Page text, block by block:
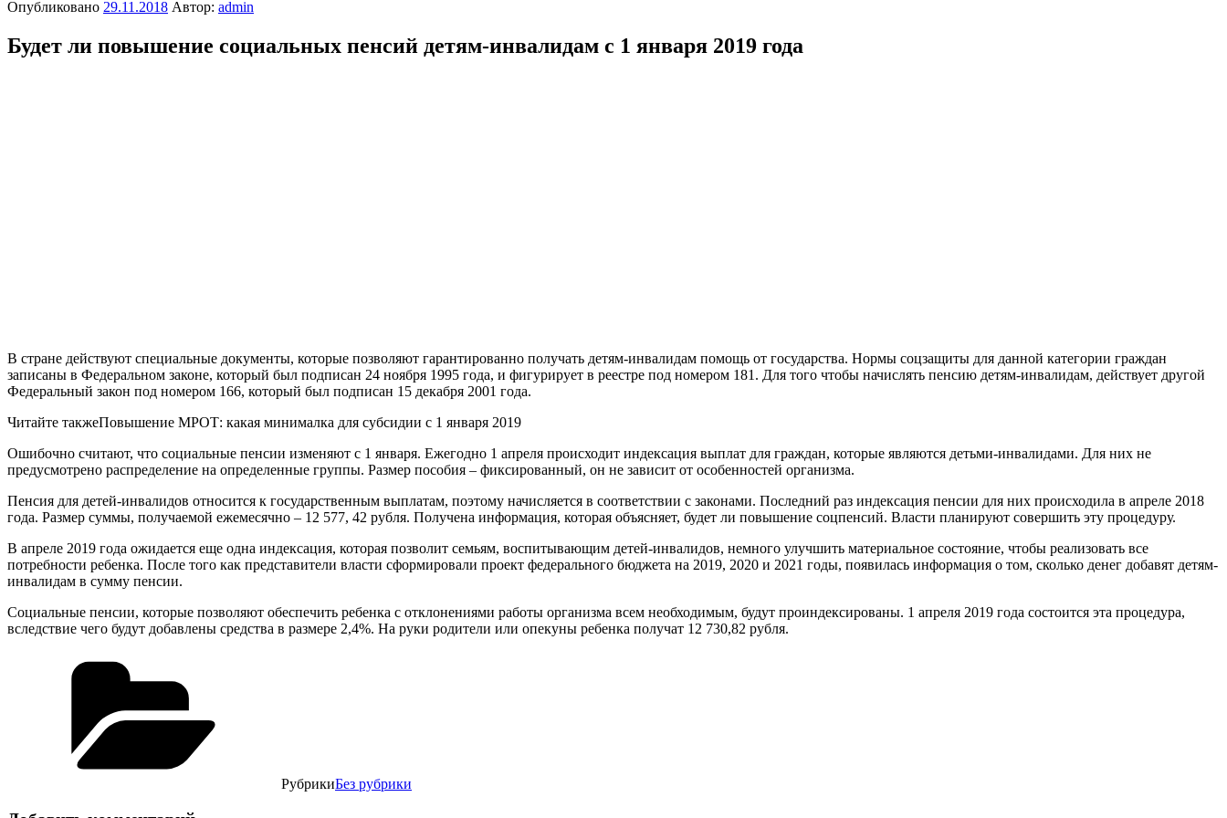
Опубликовано 29.11.2018 Автор: admin
Будет ли повышение социальных пенсий детям-инвалидам с 1 января 2019 года
В стране действуют специальные документы, которые позволяют гарантированно получать детям-инвалидам помощь от государства. Нормы соцзащиты для данной категории граждан
записаны в Федеральном законе, который был подписан 24 ноября 1995 года, и фигурирует в реестре под номером 181. Для того чтобы начислять пенсию детям-инвалидам, действует другой
Федеральный закон под номером 166, который был подписан 15 декабря 2001 года.
Читайте такжеПовышение МРОТ: какая минималка для субсидии с 1 января 2019
Ошибочно считают, что социальные пенсии изменяют с 1 января. Ежегодно 1 апреля происходит индексация выплат для граждан, которые являются детьми-инвалидами. Для них не
предусмотрено распределение на определенные группы. Размер пособия – фиксированный, он не зависит от особенностей организма.
Пенсия для детей-инвалидов относится к государственным выплатам, поэтому начисляется в соответствии с законами. Последний раз индексация пенсии для них происходила в апреле 2018
года. Размер суммы, получаемой ежемесячно – 12 577, 42 рубля. Получена информация, которая объясняет, будет ли повышение соцпенсий. Власти планируют совершить эту процедуру.
В апреле 2019 года ожидается еще одна индексация, которая позволит семьям, воспитывающим детей-инвалидов, немного улучшить материальное состояние, чтобы реализовать все
потребности ребенка. После того как представители власти сформировали проект федерального бюджета на 2019, 2020 и 2021 годы, появилась информация о том, сколько денег добавят детям-
инвалидам в сумму пенсии.
Социальные пенсии, которые позволяют обеспечить ребенка с отклонениями работы организма всем необходимым, будут проиндексированы. 1 апреля 2019 года состоится эта процедура,
вследствие чего будут добавлены средства в размере 2,4%. На руки родители или опекуны ребенка получат 12 730,82 рубля.
РубрикиБез рубрики